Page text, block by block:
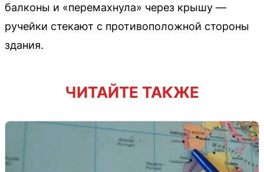
балконы и «перемахнула» через крышу —
ручейки стекают с противоположной стороны
здания.
ЧИТАЙТЕ ТАКЖЕ